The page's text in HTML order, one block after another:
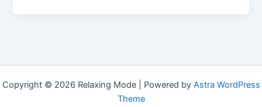
Copyright © 2026 Relaxing Mode | Powered by Astra WordPress
Theme